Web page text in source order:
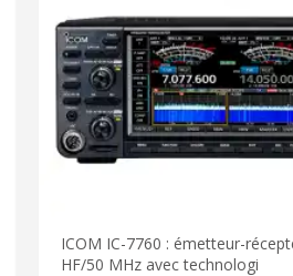
ICOM IC-7760 : émetteur-
HF/50 MHz avec technologi